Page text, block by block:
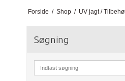
Forside / Shop / UV jagt /
Søgning